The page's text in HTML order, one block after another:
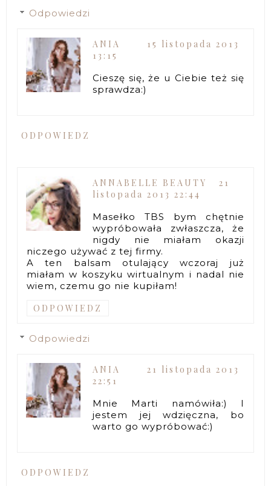
Odpowiedzi
ANIA
15 listopada 2013
13:15
Cieszę się, że u Ciebie też się
sprawdza:)
ODPOWIEDZ
ANNABELLE BEAUTY
21
listopada 2013 22:44
Masełko TBS bym chętnie
wypróbowała zwłaszcza, że
nigdy nie miałam okazji
niczego używać z tej firmy.
A ten balsam otulający wczoraj już
miałam w koszyku wirtualnym i nadal nie
wiem, czemu go nie kupiłam!
ODPOWIEDZ
Odpowiedzi
ANIA
21 listopada 2013
22:51
Mnie Marti namówiła:) I
jestem jej wdzięczna, bo
warto go wypróbować:)
ODPOWIEDZ